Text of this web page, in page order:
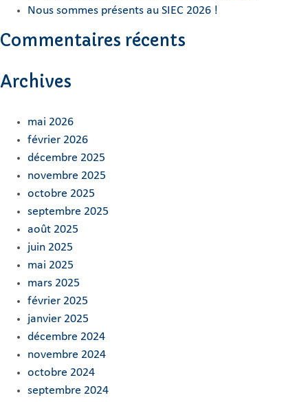
Nous sommes présents au SIEC 2026 !
Commentaires récents
Archives
mai 2026
février 2026
décembre 2025
novembre 2025
octobre 2025
septembre 2025
août 2025
juin 2025
mai 2025
mars 2025
février 2025
janvier 2025
décembre 2024
novembre 2024
octobre 2024
septembre 2024